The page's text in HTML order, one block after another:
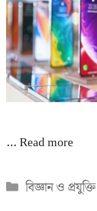
…Read more
Categories
বিজ্ঞান ও প্রযুক্তি